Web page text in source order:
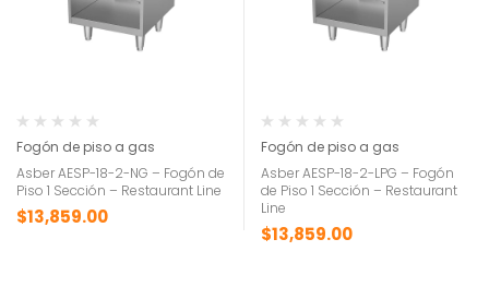
Fogón de piso a gas
Asber AESP-18-2-NG – Fogón de
Piso 1 Sección – Restaurant Line
$13,859.00
Fogón de piso a gas
Asber AESP-18-2-LPG – Fogón
de Piso 1 Sección – Restaurant
Line
$13,859.00